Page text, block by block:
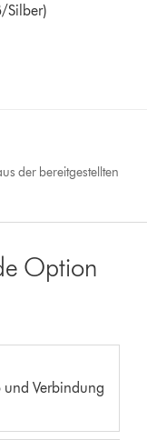
Silber)
der bereitgestellten
Option
und Verbindung